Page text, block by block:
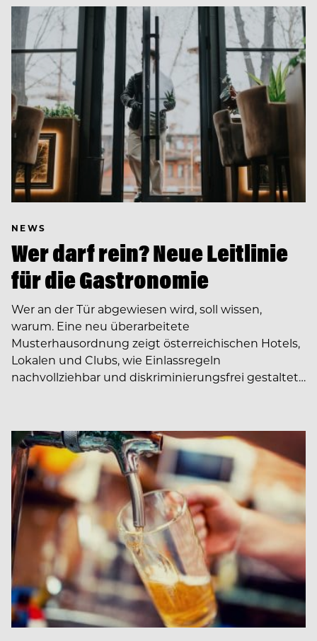
NEWS
Wer darf rein? Neue Leitlinie
für die Gastronomie
Wer an der Tür abgewiesen wird, soll wissen,
warum. Eine neu überarbeitete
Musterhausordnung zeigt österreichischen Hotels,
Lokalen und Clubs, wie Einlassregeln
nachvollziehbar und diskriminierungsfrei gestaltet…